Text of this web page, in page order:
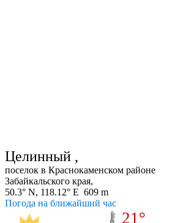
Целинный ,
поселок в Краснокаменском районе
Забайкальского края,
50.3° N, 118.12° E 609 m
Погода на ближайший час
21°